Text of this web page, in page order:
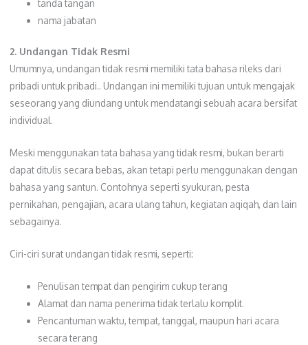
tanda tangan
nama jabatan
2. Undangan Tidak Resmi
Umumnya, undangan tidak resmi memiliki tata bahasa rileks dari
pribadi untuk pribadi.. Undangan ini memiliki tujuan untuk mengajak
seseorang yang diundang untuk mendatangi sebuah acara bersifat
individual.
Meski menggunakan tata bahasa yang tidak resmi, bukan berarti
dapat ditulis secara bebas, akan tetapi perlu menggunakan dengan
bahasa yang santun. Contohnya seperti syukuran, pesta
pernikahan, pengajian, acara ulang tahun, kegiatan aqiqah, dan lain
sebagainya.
Ciri-ciri surat undangan tidak resmi, seperti:
Penulisan tempat dan pengirim cukup terang
Alamat dan nama penerima tidak terlalu komplit.
Pencantuman waktu, tempat, tanggal, maupun hari acara
secara terang